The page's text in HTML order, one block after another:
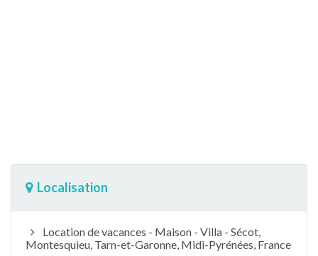
Localisation
Location de vacances - Maison - Villa - Sécot,
Montesquieu, Tarn-et-Garonne, Midi-Pyrénées, France